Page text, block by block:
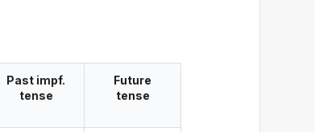
Past impf.
tense
Future
tense